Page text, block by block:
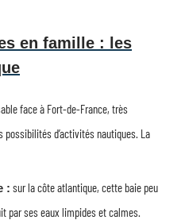
en famille : les
face à Fort-de-France, très
d’activités nautiques. La
: sur la côte atlantique, cette baie peu
par ses eaux limpides et calmes.